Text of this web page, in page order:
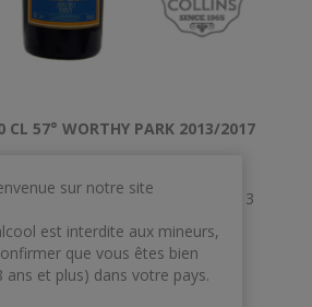
CL 57° WORTHY PARK 2013/2017
2013 Navy - Transcontinental
jeune, il fut distillé en 2013
rhum a vieilli 4 ans dans son pays
en fût de chêne en Europe. Il a
à 57.18°
sur notre site
est interdite aux mineurs,
que vous êtes bien
ans et plus) dans votre pays.